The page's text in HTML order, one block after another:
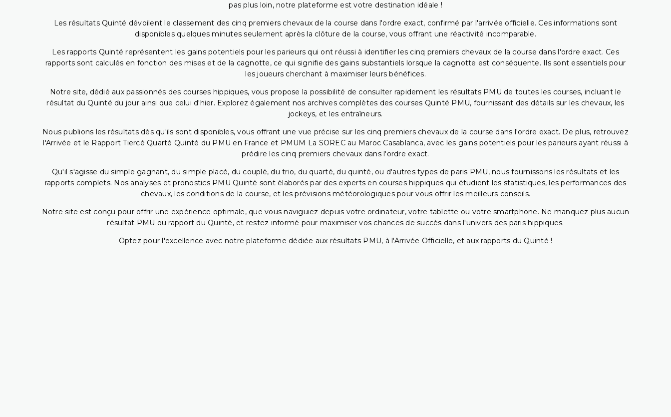
pas plus loin, notre plateforme est votre destination idéale !
Les résultats Quinté dévoilent le classement des cinq premiers chevaux de la course dans l'ordre exact, confirmé par l'arrivée officielle. Ces informations sont
disponibles quelques minutes seulement après la clôture de la course, vous offrant une réactivité incomparable.
Les rapports Quinté représentent les gains potentiels pour les parieurs qui ont réussi à identifier les cinq premiers chevaux de la course dans l'ordre exact. Ces
rapports sont calculés en fonction des mises et de la cagnotte, ce qui signifie des gains substantiels lorsque la cagnotte est conséquente. Ils sont essentiels pour
les joueurs cherchant à maximiser leurs bénéfices.
Notre site, dédié aux passionnés des courses hippiques, vous propose la possibilité de consulter rapidement les résultats PMU de toutes les courses, incluant le
résultat du Quinté du jour ainsi que celui d'hier. Explorez également nos archives complètes des courses Quinté PMU, fournissant des détails sur les chevaux, les
jockeys, et les entraîneurs.
Nous publions les résultats dès qu'ils sont disponibles, vous offrant une vue précise sur les cinq premiers chevaux de la course dans l'ordre exact. De plus, retrouvez
l'Arrivée et le Rapport Tiercé Quarté Quinté du PMU en France et PMUM La SOREC au Maroc Casablanca, avec les gains potentiels pour les parieurs ayant réussi à
prédire les cinq premiers chevaux dans l'ordre exact.
Qu'il s'agisse du simple gagnant, du simple placé, du couplé, du trio, du quarté, du quinté, ou d'autres types de paris PMU, nous fournissons les résultats et les
rapports complets. Nos analyses et pronostics PMU Quinté sont élaborés par des experts en courses hippiques qui étudient les statistiques, les performances des
chevaux, les conditions de la course, et les prévisions météorologiques pour vous offrir les meilleurs conseils.
Notre site est conçu pour offrir une expérience optimale, que vous naviguiez depuis votre ordinateur, votre tablette ou votre smartphone. Ne manquez plus aucun
résultat PMU ou rapport du Quinté, et restez informé pour maximiser vos chances de succès dans l'univers des paris hippiques.
Optez pour l'excellence avec notre plateforme dédiée aux résultats PMU, à l'Arrivée Officielle, et aux rapports du Quinté !